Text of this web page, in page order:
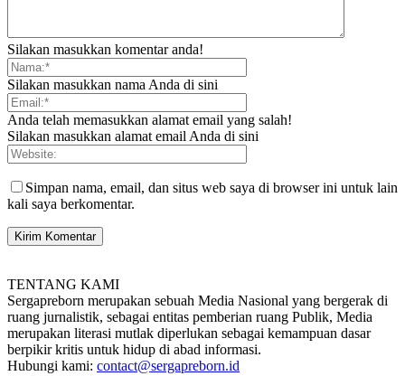
Silakan masukkan komentar anda!
Silakan masukkan nama Anda di sini
Anda telah memasukkan alamat email yang salah!
Silakan masukkan alamat email Anda di sini
Simpan nama, email, dan situs web saya di browser ini untuk lain
kali saya berkomentar.
TENTANG KAMI
Sergapreborn merupakan sebuah Media Nasional yang bergerak di
ruang jurnalistik, sebagai entitas pemberian ruang Publik, Media
merupakan literasi mutlak diperlukan sebagai kemampuan dasar
berpikir kritis untuk hidup di abad informasi.
Hubungi kami: contact@sergapreborn.id